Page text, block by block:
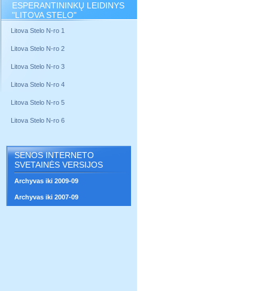
ESPERANTININKŲ LEIDINYS
"LITOVA STELO"
Litova Stelo N-ro 1
Litova Stelo N-ro 2
Litova Stelo N-ro 3
Litova Stelo N-ro 4
Litova Stelo N-ro 5
Litova Stelo N-ro 6
SENOS INTERNETO
SVETAINĖS VERSIJOS
Archyvas iki 2009-09
Archyvas iki 2007-09